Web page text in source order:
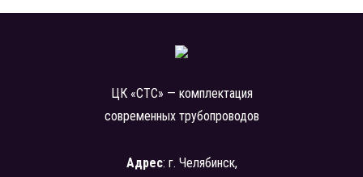
ЦК «СТС» — комплектация
современных трубопроводов
Адрес: г. Челябинск,